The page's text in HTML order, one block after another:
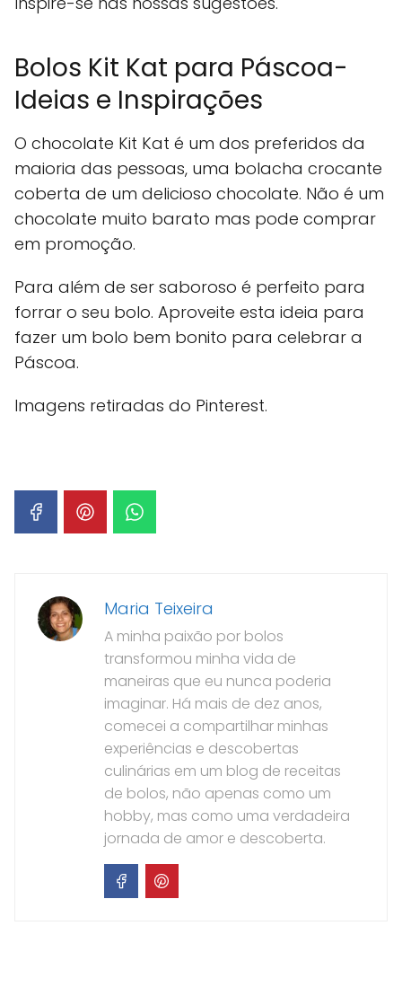
Bolos Kit Kat para Páscoa-
Ideias e Inspirações
O chocolate Kit Kat é um dos preferidos da
maioria das pessoas, uma bolacha crocante
coberta de um delicioso chocolate. Não é um
chocolate muito barato mas pode comprar
em promoção.
Para além de ser saboroso é perfeito para
forrar o seu bolo. Aproveite esta ideia para
fazer um bolo bem bonito para celebrar a
Páscoa.
Imagens retiradas do Pinterest.
Maria Teixeira
A minha paixão por bolos
transformou minha vida de
maneiras que eu nunca poderia
imaginar. Há mais de dez anos,
comecei a compartilhar minhas
experiências e descobertas
culinárias em um blog de receitas
de bolos, não apenas como um
hobby, mas como uma verdadeira
jornada de amor e descoberta.